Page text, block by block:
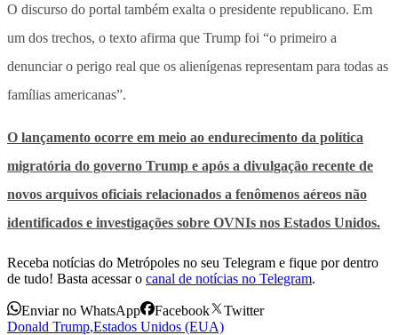
O discurso do portal também exalta o presidente republicano. Em
um dos trechos, o texto afirma que Trump foi “o primeiro a
denunciar o perigo real que os alienígenas representam para todas as
famílias americanas”.
O lançamento ocorre em meio ao endurecimento da política
migratória do governo Trump e após a divulgação recente de
novos arquivos oficiais relacionados a fenômenos aéreos não
identificados e investigações sobre OVNIs nos Estados Unidos.
Receba notícias do Metrópoles no seu Telegram e fique por dentro
de tudo! Basta acessar o canal de notícias no Telegram.
Enviar no WhatsApp Facebook
Twitter
Donald Trump,Estados Unidos (EUA)